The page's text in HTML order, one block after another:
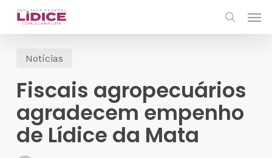
Skip
contentNotícias
Fiscais agropecuários
agradecem empenho
de Lídice da Mata